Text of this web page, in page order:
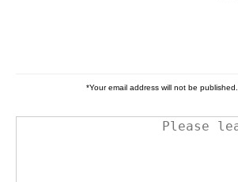
Your email address will not be published.
*